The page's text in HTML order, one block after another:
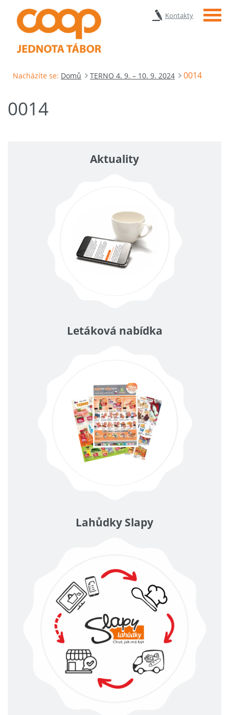
Kontakty Menu
Nacházíte se: Domů TERNO 4. 9. – 10. 9. 2024 0014
0014
Aktuality
Letáková nabídka
Lahůdky Slapy